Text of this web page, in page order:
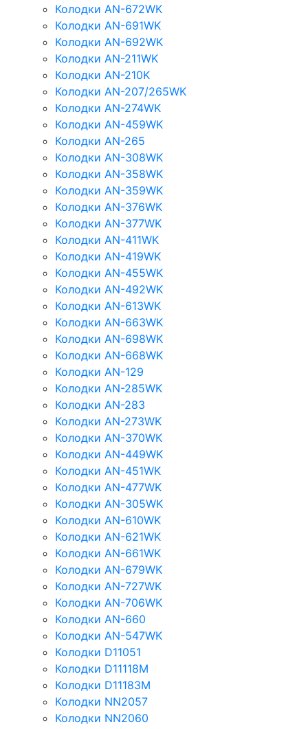
Колодки AN-672WK
Колодки AN-691WK
Колодки AN-692WK
Колодки AN-211WK
Колодки AN-210K
Колодки AN-207/265WK
Колодки AN-274WK
Колодки AN-459WK
Колодки AN-265
Колодки AN-308WK
Колодки AN-358WK
Колодки AN-359WK
Колодки AN-376WK
Колодки AN-377WK
Колодки AN-411WK
Колодки AN-419WK
Колодки AN-455WK
Колодки AN-492WK
Колодки AN-613WK
Колодки AN-663WK
Колодки AN-698WK
Колодки AN-668WK
Колодки AN-129
Колодки AN-285WK
Колодки AN-283
Колодки AN-273WK
Колодки AN-370WK
Колодки AN-449WK
Колодки AN-451WK
Колодки AN-477WK
Колодки AN-305WK
Колодки AN-610WK
Колодки AN-621WK
Колодки AN-661WK
Колодки AN-679WK
Колодки AN-727WK
Колодки AN-706WK
Колодки AN-660
Колодки AN-547WK
Колодки D11051
Колодки D11118M
Колодки D11183M
Колодки NN2057
Колодки NN2060